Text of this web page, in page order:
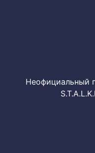
Неофициальный